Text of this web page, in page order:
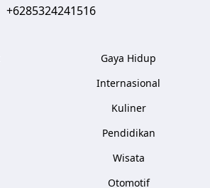
+6285324241516
Gaya Hidup
Internasional
Kuliner
Pendidikan
Wisata
Otomotif